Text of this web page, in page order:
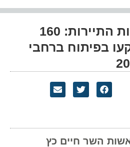
מהפכה בתשתיות התיירות: 160
בפיתוח ברחבי
השר חיים כץ